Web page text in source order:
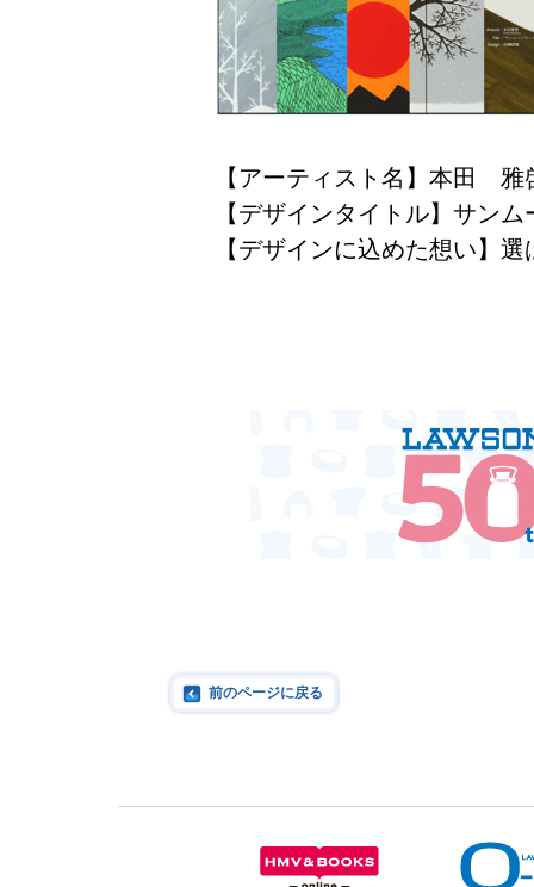
【アーティスト名】本田 雅
【デザインタイトル】サン
【デザインに込めた想い】
前のページに戻る